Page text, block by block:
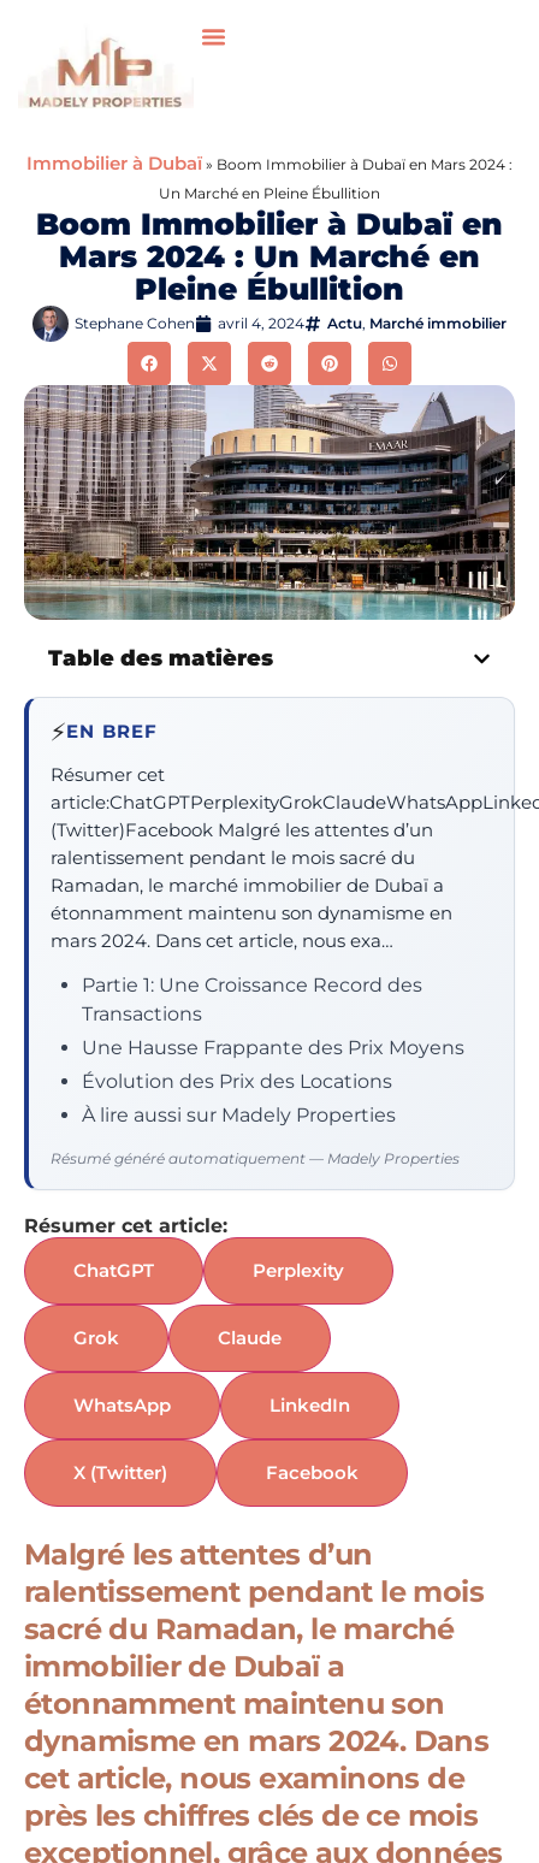
Immobilier à Dubaï » Boom Immobilier à Dubaï en Mars 2024 :
Un Marché en Pleine Ébullition
Boom Immobilier à Dubaï en
Mars 2024 : Un Marché en
Pleine Ébullition
Stephane Cohen avril 4, 2024 Actu, Marché immobilier
Table des matières
⚡EN BREF
Résumer cet
(Twitter)Facebook Malgré les attentes d’un
ralentissement pendant le mois sacré du
Ramadan, le marché immobilier de Dubaï a
étonnamment maintenu son dynamisme en
mars 2024. Dans cet article, nous exa…
Partie 1: Une Croissance Record des
Transactions
Une Hausse Frappante des Prix Moyens
Évolution des Prix des Locations
À lire aussi sur Madely Properties
Résumé généré automatiquement — Madely Properties
Résumer cet article:
ChatGPT
Perplexity
Grok Claude
WhatsApp LinkedIn
X (Twitter) Facebook
Malgré les attentes d’un
ralentissement pendant le mois
sacré du Ramadan, le marché
immobilier de Dubaï a
étonnamment maintenu son
dynamisme en mars 2024. Dans
cet article, nous examinons de
près les chiffres clés de ce mois
exceptionnel, grâce aux données